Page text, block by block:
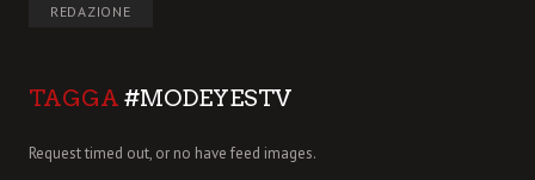
REDAZIONE
TAGGA #MODEYESTV
Request timed out, or no have feed images.